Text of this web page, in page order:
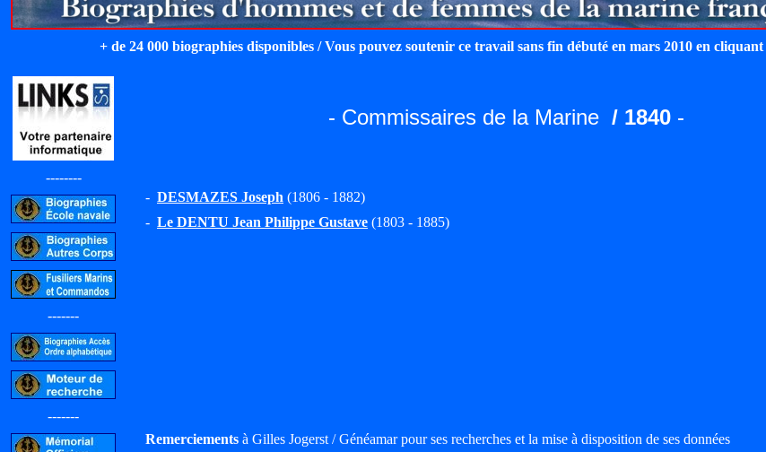
+ de 24 000 biographies disponibles / Vous pouvez soutenir ce travail sans fin débuté en mars 2010 en cliquant
--------
-------
-------
- Commissaires de la Marine/ 1840-
- DESMAZES Joseph (1806 - 1882)
- Le DENTU Jean Philippe Gustave (1803 - 1885)
Remerciements à Gilles Jogerst / Généamar pour ses recherches et la mise à disposition de ses données